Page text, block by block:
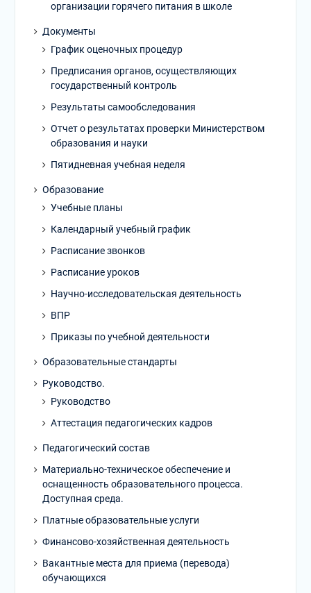
организации горячего питания в школе
Документы
График оценочных процедур
Предписания органов, осуществляющих
государственный контроль
Результаты самообследования
Отчет о результатах проверки Министерством
образования и науки
Пятидневная учебная неделя
Образование
Учебные планы
Календарный учебный график
Расписание звонков
Расписание уроков
Научно-исследовательская деятельность
ВПР
Приказы по учебной деятельности
Образовательные стандарты
Руководство.
Руководство
Аттестация педагогических кадров
Педагогический состав
Материально-техническое обеспечение и
оснащенность образовательного процесса.
Доступная среда.
Платные образовательные услуги
Финансово-хозяйственная деятельность
Вакантные места для приема (перевода)
обучающихся